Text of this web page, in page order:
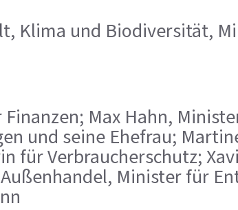
Klima und Biodiversität,
Max Hahn,
und seine Ehefrau;
für Verbraucherschutz;
Minister für